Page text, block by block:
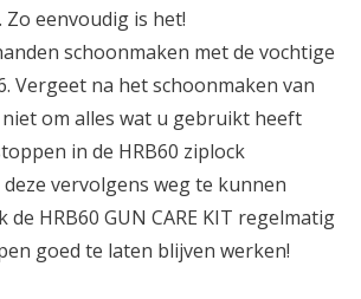
eenvoudig is het!
schoonmaken met de vochtige
Vergeet na het schoonmaken van
om alles wat u gebruikt heeft
in de HRB60 ziplock
vervolgens weg te kunnen
de HRB60 GUN CARE KIT regelmatig
goed te laten blijven werken!